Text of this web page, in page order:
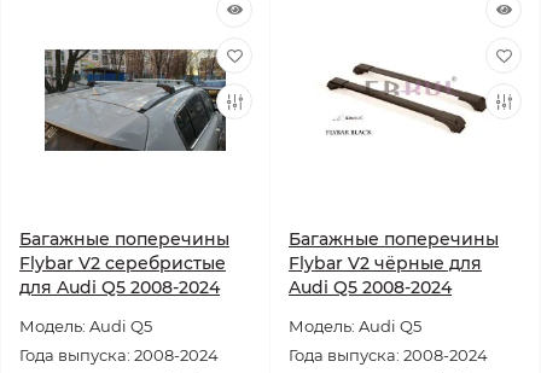
Багажные поперечины
Flybar V2 серебристые
для Audi Q5 2008-2024
Модель: Audi Q5
Года выпуска: 2008-2024
Багажные поперечины
Flybar V2 чёрные для
Audi Q5 2008-2024
Модель: Audi Q5
Года выпуска: 2008-2024